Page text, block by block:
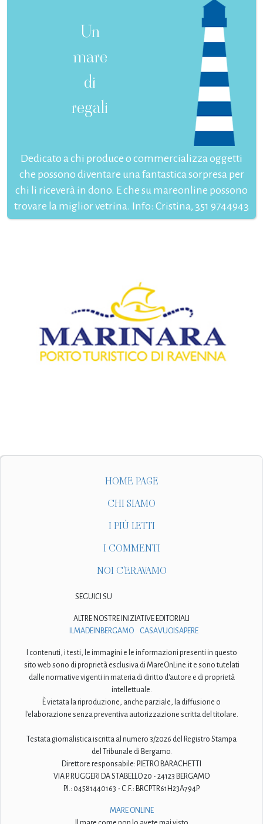
Un
mare
di
regali
Dedicato a chi produce o commercializza oggetti
che possono diventare una fantastica sorpresa per
chi li riceverà in dono. E che su mareonline possono
trovare la miglior vetrina. Info: Cristina, 351 9744943
HOME PAGE
CHI SIAMO
I PIÙ LETTI
I COMMENTI
NOI C'ERAVAMO
SEGUICI SU
ALTRE NOSTRE INIZIATIVE EDITORIALI
ILMADEINBERGAMO
CASAVUOISAPERE
I contenuti, i testi, le immagini e le informazioni presenti in questo
sito web sono di proprietà esclusiva di MareOnLine.it e sono tutelati
dalle normative vigenti in materia di diritto d'autore e di proprietà
intellettuale.
È vietata la riproduzione, anche parziale, la diffusione o
l'elaborazione senza preventiva autorizzazione scritta del titolare.
Testata giornalistica iscritta al numero 3/2026 del Registro Stampa
del Tribunale di Bergamo.
Direttore responsabile: PIETRO BARACHETTI
VIA P. RUGGERI DA STABELLO 20 - 24123 BERGAMO
P.I.: 04581440163 - C.F.: BRCPTR61H23A794P
MARE ONLINE